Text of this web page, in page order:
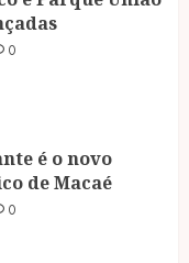
0
é o novo
de Macaé
0